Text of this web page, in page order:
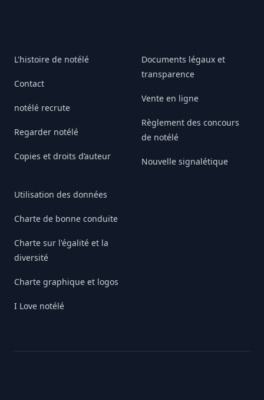
L'histoire de notélé
Contact
notélé recrute
Regarder notélé
Copies et droits d’auteur
Utilisation des données
Charte de bonne conduite
Charte sur l'égalité et la
diversité
Charte graphique et logos
I Love notélé
Documents légaux et
transparence
Vente en ligne
Règlement des concours
de notélé
Nouvelle signalétique